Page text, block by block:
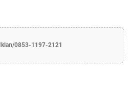
0853-1197-2121